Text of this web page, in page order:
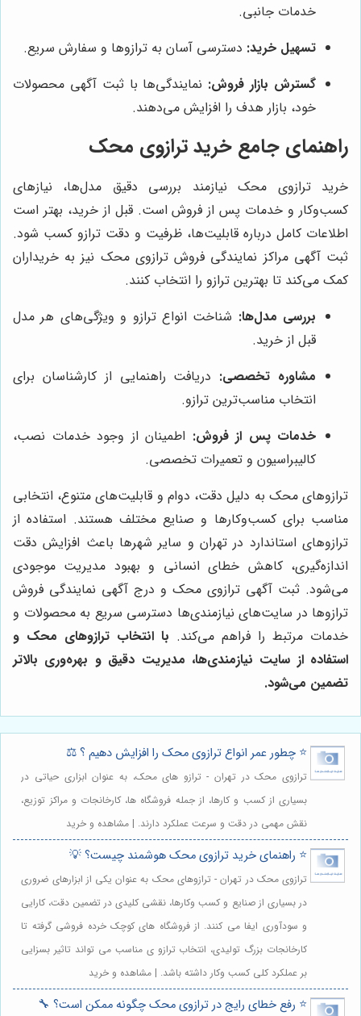
خدمات جانبی.
تسهیل خرید: دسترسی آسان به ترازوها و سفارش سریع.
گسترش بازار فروش: نمایندگی‌ها با ثبت آگهی محصولات
خود، بازار هدف را افزایش می‌دهند.
راهنمای جامع خرید ترازوی محک
خرید ترازوی محک نیازمند بررسی دقیق مدل‌ها، نیازهای
کسب‌وکار و خدمات پس از فروش است. قبل از خرید، بهتر است
اطلاعات کامل درباره قابلیت‌ها، ظرفیت و دقت ترازو کسب شود.
ثبت آگهی مراکز نمایندگی فروش ترازوی محک نیز به خریداران
کمک می‌کند تا بهترین ترازو را انتخاب کنند.
بررسی مدل‌ها: شناخت انواع ترازو و ویژگی‌های هر مدل
قبل از خرید.
مشاوره تخصصی: دریافت راهنمایی از کارشناسان برای
انتخاب مناسب‌ترین ترازو.
خدمات پس از فروش: اطمینان از وجود خدمات نصب،
کالیبراسیون و تعمیرات تخصصی.
ترازوهای محک به دلیل دقت، دوام و قابلیت‌های متنوع، انتخابی
مناسب برای کسب‌وکارها و صنایع مختلف هستند. استفاده از
ترازوهای استاندارد در تهران و سایر شهرها باعث افزایش دقت
اندازه‌گیری، کاهش خطای انسانی و بهبود مدیریت موجودی
می‌شود. ثبت آگهی ترازوی محک و درج آگهی نمایندگی فروش
ترازوها در سایت‌های نیازمندی‌ها دسترسی سریع به محصولات و
خدمات مرتبط را فراهم می‌کند. با انتخاب ترازوهای محک و
استفاده از سایت نیازمندی‌ها، مدیریت دقیق و بهره‌وری بالاتر
تضمین می‌شود.
⭐️ چطور عمر انواع ترازوی محک را افزایش دهیم ؟ ⚖️
ترازوی محک در تهران - ترازو های محک، به عنوان ابزاری حیاتی در
بسیاری از کسب و کارها، از جمله فروشگاه ها، کارخانجات و مراکز توزیع،
نقش مهمی در دقت و سرعت عملکرد دارند. | مشاهده و خرید
⭐️ راهنمای خرید ترازوی محک هوشمند چیست؟ 💡
ترازوی محک در تهران - ترازوهای محک به عنوان یکی از ابزارهای ضروری
در بسیاری از صنایع و کسب وکارها، نقشی کلیدی در تضمین دقت، کارایی
و سودآوری ایفا می کنند. از فروشگاه های کوچک خرده فروشی گرفته تا
کارخانجات بزرگ تولیدی، انتخاب ترازو ی مناسب می تواند تاثیر بسزایی
بر عملکرد کلی کسب وکار داشته باشد. | مشاهده و خرید
⭐️ رفع خطای رایج در ترازوی محک چگونه ممکن است؟ 🔧